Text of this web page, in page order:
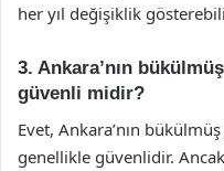
her yıl değişiklik
3. Ankara’nın
güvenli midir?
Evet, Ankara’nın
genellikle güvenlidir.